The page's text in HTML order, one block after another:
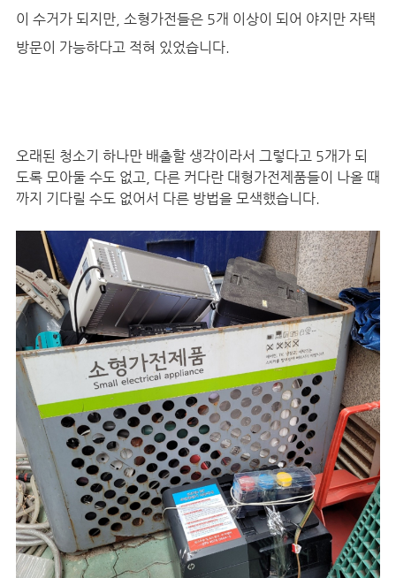
이 수거가 되지만, 소형가전들은 5개 이상이 되어 야지만 자택
방문이 가능하다고 적혀 있었습니다.
오래된 청소기 하나만 배출할 생각이라서 그렇다고 5개가 되
도록 모아둘 수도 없고, 다른 커다란 대형가전제품들이 나올 때
까지 기다릴 수도 없어서 다른 방법을 모색했습니다.